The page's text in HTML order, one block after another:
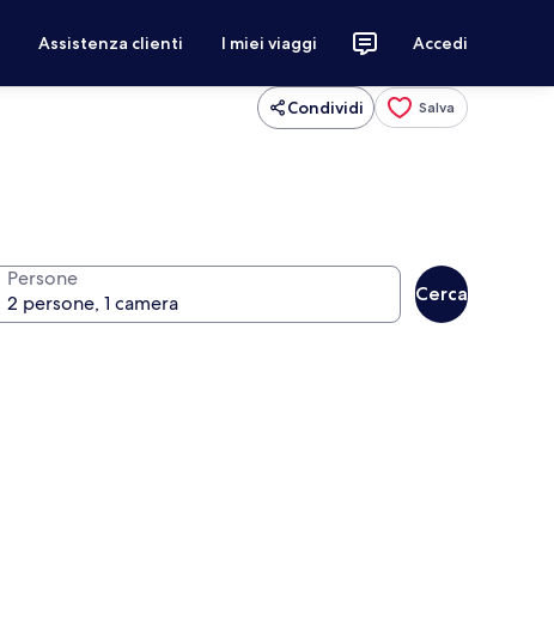
Assistenza clienti I miei viaggi Accedi
Condividi Salva
Persone
Cerca